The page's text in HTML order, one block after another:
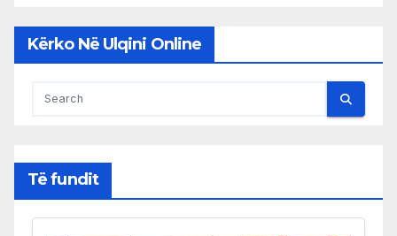
Kërko Në Ulqini Online
Të fundit